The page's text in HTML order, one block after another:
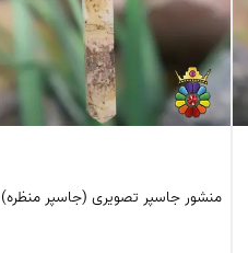
عقیق اتشین
عقیق شجر
منشور جاسپر تصویری (جاسپر منظره)